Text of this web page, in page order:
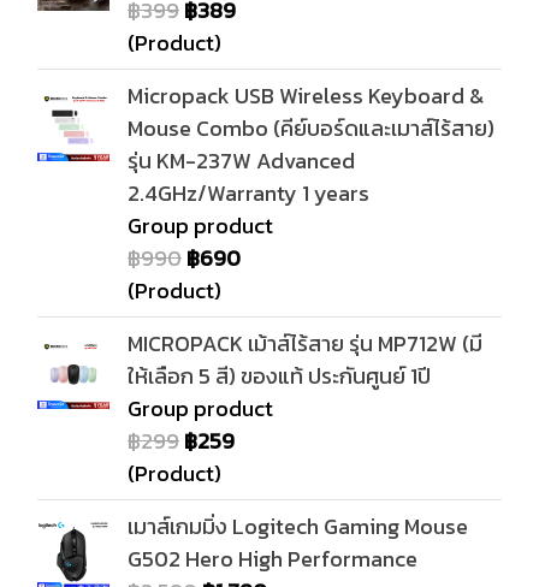
฿399฿389
(Product)
Micropack USB Wireless Keyboard &
Mouse Combo (คีย์บอร์ดและเมาส์ไร้สาย)
รุ่น KM-237W Advanced
2.4GHz/Warranty 1 years
Group product
฿990฿690
(Product)
MICROPACK เม้าส์ไร้สาย รุ่น MP712W (มี
ให้เลือก 5 สี) ของแท้ ประกันศูนย์ 1ปี
Group product
฿299฿259
(Product)
เมาส์เกมมิ่ง Logitech Gaming Mouse
G502 Hero High Performance